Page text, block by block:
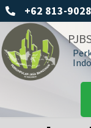
+62 813-